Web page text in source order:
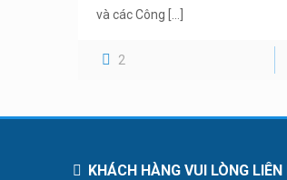
và các Công
2
KHÁCH HÀNG VUI LÒNG LIÊN